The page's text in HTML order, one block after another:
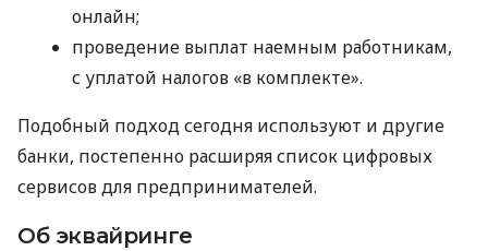
онлайн;
проведение выплат наемным работникам,
с уплатой налогов «в комплекте».
Подобный подход сегодня используют и другие
банки, постепенно расширяя список цифровых
сервисов для предпринимателей.
Об эквайринге